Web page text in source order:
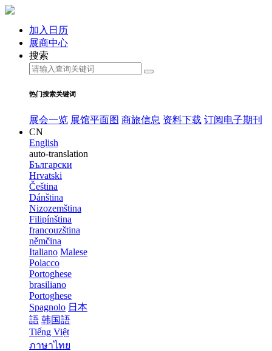
加入日历
展商中心
搜索
热门搜索关键词
展会一览 展馆平面图 商旅信息 资料下载 订阅电子期刊
CN
English
auto-translation
Български
Hrvatski
Čeština
Dánština
Nizozemština
Filipínština
francouzština
němčina
Italiano Malese
Polacco
Portoghese
brasiliano
Portoghese
Spagnolo 日本
語 韩国語
Tiếng Việt
ภาษาไทย